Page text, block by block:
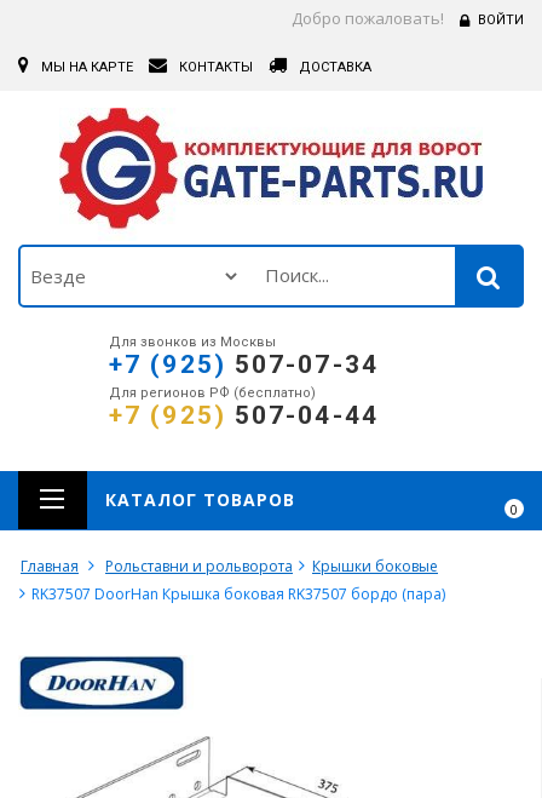
Добро пожаловать! ВОЙТИ
МЫ НА КАРТЕ КОНТАКТЫ ДОСТАВКА
Для звонков из Москвы
+7 (925) 507-07-34
Для регионов РФ (бесплатно)
+7 (925) 507-04-44
0
КАТАЛОГ ТОВАРОВ
Главная Рольставни и рольворота
Крышки боковые
RK37507 DoorHan Крышка боковая RK37507 бордо (пара)